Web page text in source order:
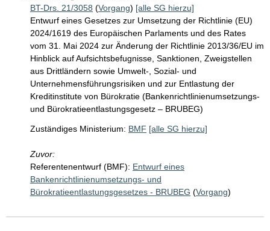
BT-Drs. 21/3058 (Vorgang) [alle SG hierzu]
Entwurf eines Gesetzes zur Umsetzung der Richtlinie (EU)
2024/1619 des Europäischen Parlaments und des Rates
vom 31. Mai 2024 zur Änderung der Richtlinie 2013/36/EU im
Hinblick auf Aufsichtsbefugnisse, Sanktionen, Zweigstellen
aus Drittländern sowie Umwelt-, Sozial- und
Unternehmensführungsrisiken und zur Entlastung der
Kreditinstitute von Bürokratie (Bankenrichtlinienumsetzungs-
und Bürokratieentlastungsgesetz – BRUBEG)
Zuständiges Ministerium: BMF [alle SG hierzu]
Zuvor:
Referentenentwurf (BMF): Entwurf eines
Bankenrichtlinienumsetzungs- und
Bürokratieentlastungsgesetzes - BRUBEG (Vorgang)